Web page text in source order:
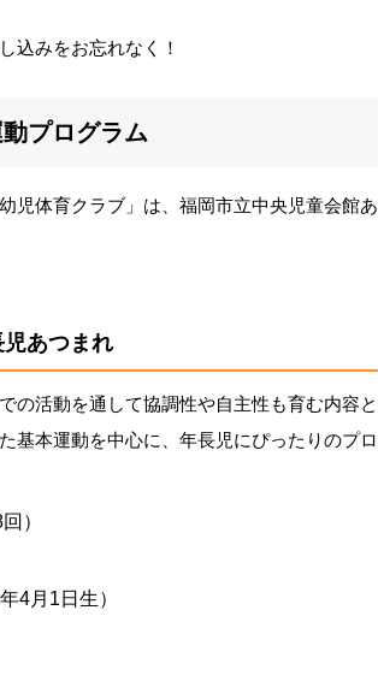
込みをお忘れなく！
プログラム
児体育クラブ」は、福岡市立中央児童会館あ
あつまれ
の活動を通して協調性や自主性も育む内容と
基本運動を中心に、年長児にぴったりのプロ
）
4月1日生）